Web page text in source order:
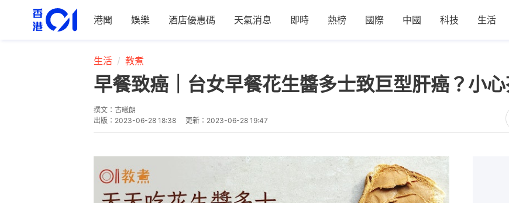
港聞 娛樂 酒店優惠碼 天氣消息 即時 熱榜 國際 中國 科技 生活
生活 教煮
早餐致癌｜台女早餐花生醬多士致巨型肝癌？小
撰文： 古曦朗
出版： 2023-06-28 18:38 更新： 2023-06-28 19:47